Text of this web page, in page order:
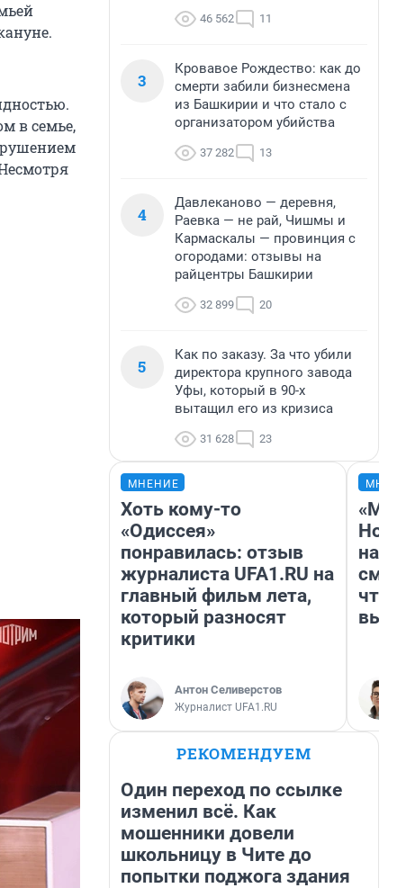
в семье,
46 562 11
3
Кровавое Рождество: как до
смерти забили бизнесмена
из Башкирии и что стало с
организатором убийства
37 282 13
4
Давлеканово — деревня,
Раевка — не рай, Чишмы и
Кармаскалы — провинция с
огородами: отзывы на
райцентры Башкирии
32 899 20
5
Как по заказу. За что убили
директора крупного завода
Уфы, который в 90-х
вытащил его из кризиса
31 628 23
МНЕНИЕ
Хоть кому-то
«Одиссея»
понравилась: отзыв
журналиста UFA1.RU на
главный фильм лета,
который разносят
критики
Антон Селиверстов
Журналист UFA1.RU
«Мы
РЕКОМЕНДУЕМ
Один переход по ссылке
изменил всё. Как
мошенники довели
школьницу в Чите до
попытки поджога здания